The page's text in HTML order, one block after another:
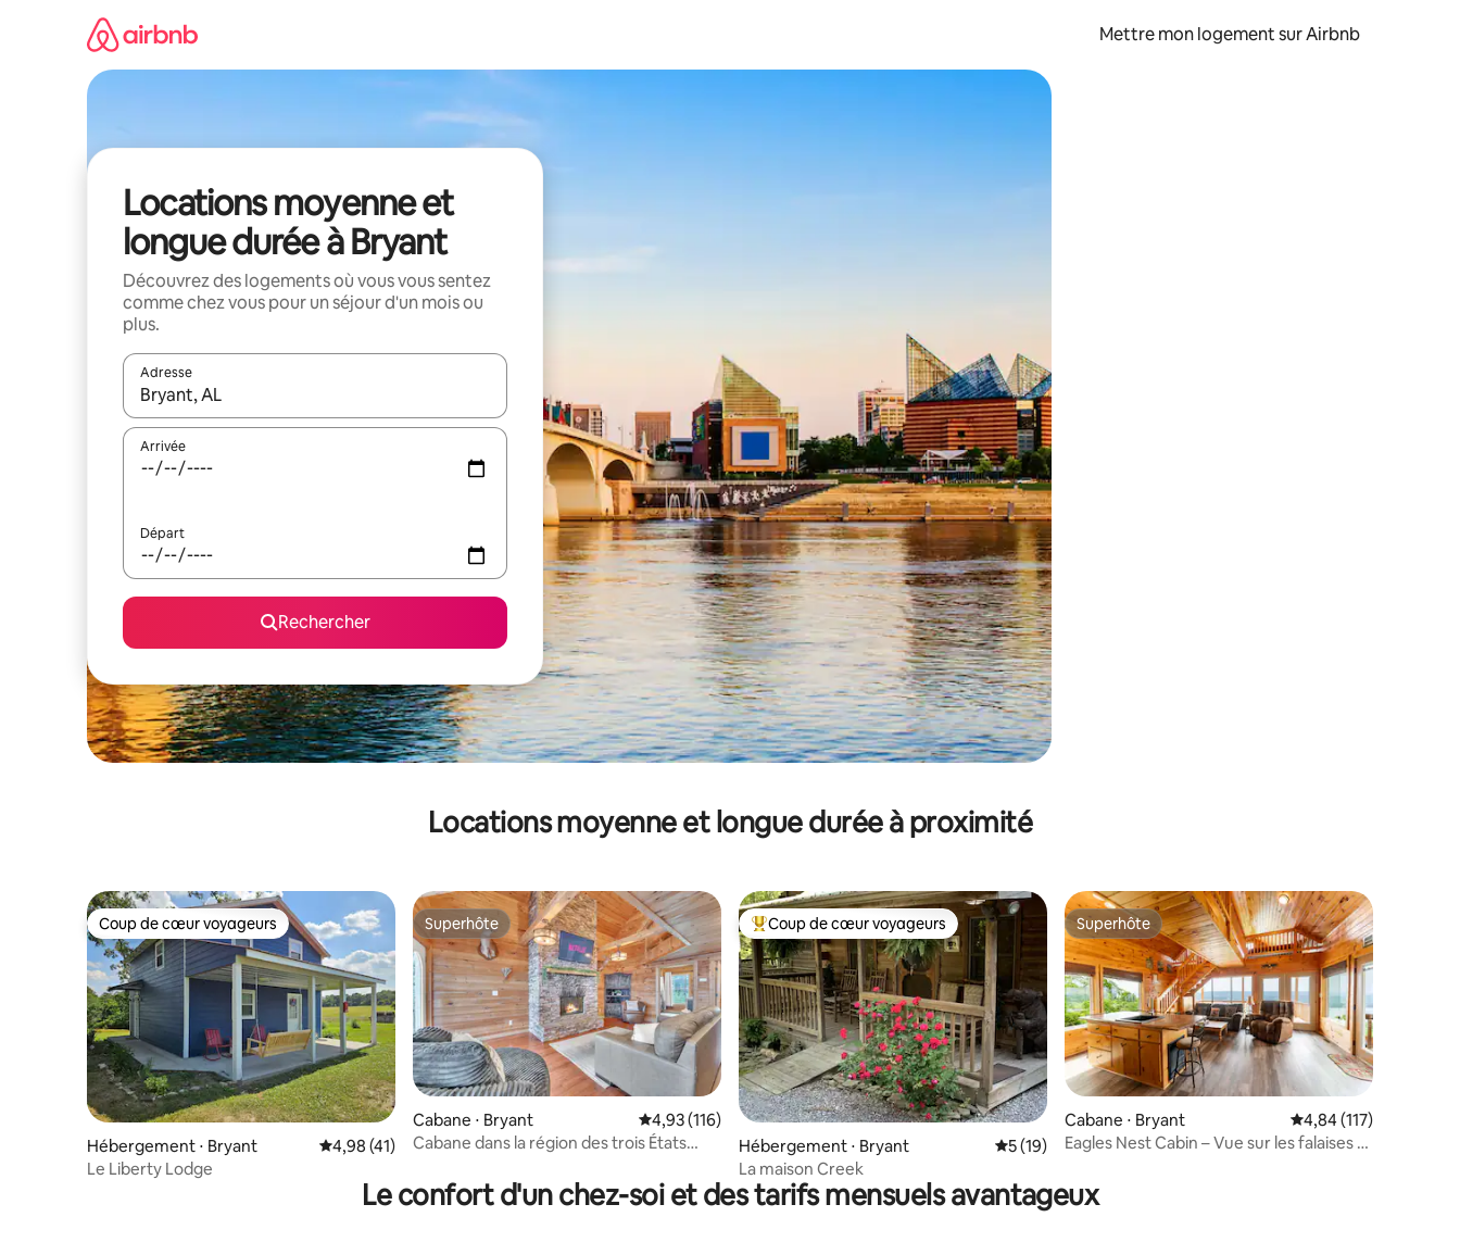
Mettre mon logement sur Airbnb
Locations moyenne et
longue durée à Bryant
Découvrez des logements où vous vous sentez
comme chez vous pour un séjour d'un mois ou
plus.
Adresse
Lorsque les résultats s'affichent, utilisez les flèches vers le haut et vers le bas pour les parcourir ou en appuyant et en faisant glisser.
Arrivée
Départ
Rechercher
Locations moyenne et longue durée à proximité
Coup de cœur voyageurs
Coup de cœur voyageurs
Hébergement ⋅ Bryant Évaluation moyenne sur la base de 41 commentaires : 4,98 sur 5
4,98 (41)
Le Liberty Lodge
Superhôte
Superhôte
Cabane ⋅ Bryant Évaluation moyenne sur la base de 116 commentaires : 4,93 sur 5
4,93 (116)
Cabane dans la région des trois États
Coups de cœur voyageurs les plus appréciés
Coup de cœur voyageurs
Hébergement ⋅ Bryant Évaluation moyenne sur la base de 19 commentaires : 5 sur 5
5 (19)
La maison Creek
Superhôte
Superhôte
Cabane ⋅ Bryant Évaluation moyenne
4,84 (117)
Eagles Nest Cabin – Vue sur les falaises et
Le confort d'un chez-soi et des tarifs mensuels avantageux